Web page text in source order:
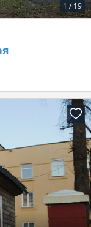
1 / 19